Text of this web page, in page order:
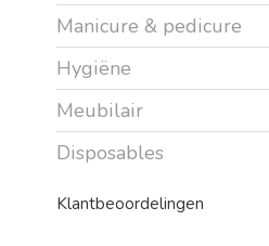
Manicure & pedicure
Hygiëne
Meubilair
Disposables
Klantbeoordelingen